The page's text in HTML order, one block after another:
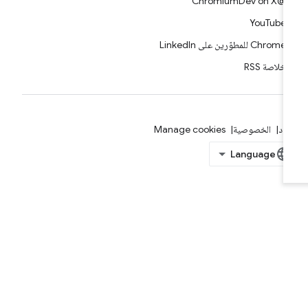
YouTube
Chrome للمطوّرين على LinkedIn
خلاصة RSS
الخصوصية Manage cookies